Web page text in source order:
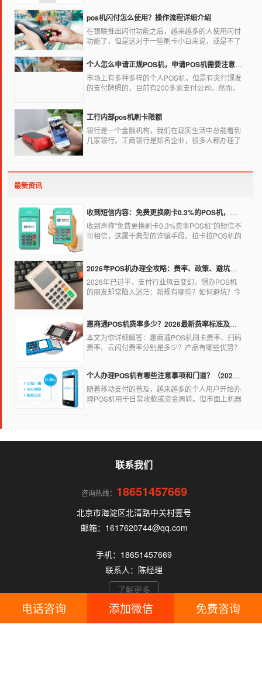
失败是什么原因导致的？以及出现这种情况又该如
何解决。
pos机闪付怎么使用？操作流程详细介绍
在银联推出闪付功能之后，越来越多的人使用闪付
功能了，但是这对于一些刷卡小白来说，或是不了
闪付功能，因此，针对这种情况，下面小编就来给
大家讲一讲POS机闪付怎么挥卡操作交易。
个人怎么申请正规POS机，申请POS机需要注意什么？
市场上有多种多样的个人POS机，但是有央行颁发
的支付牌照的，目前有200多家支付公司，然而，
就很危险了，资金不到账、被盗刷的可能性大大增
加。
工行内部pos机刷卡限额
银行是一个金融机构，我们在现实生活中总能看到
几家银行。工商银行是知名企业，很多人都办理了
最新资讯
收到短信内容：免费更换刷卡0.3%的POS机，可以相信吗？
收到声称"免费更换刷卡0.3%费率POS机"的短信不
可相信，这属于典型的诈骗手段。拉卡拉POS机的
险。以下结合权威信息分析原因及应对建议： 2026年POS机办理全攻略：费率、政策、避坑一篇讲清
2026年已过半，支付行业风云变幻，想办POS机
的朋友却常陷入迷茫：新规有哪些？如何避坑？今
使用！
惠商通POS机费率多少？2026最新费率标准及办理全攻略
本文为你详细解答：惠商通POS机刷卡费率、扫码
费率、云闪付费率分别是多少？产品有哪些优势？
个人办理POS机有哪些注意事项和门道？（2026最新避坑指南）
随着移动支付的普及，越来越多的个人用户开始办
理POS机用于日常收款或资金周转。但市面上机器
联系我们
咨询热线： 18651457669
北京市海淀区北清路中关村壹号
邮箱：1617620744@qq.com
手机：18651457669
联系人：陈经理
了解更多
电话咨询 添加微信 免费咨询